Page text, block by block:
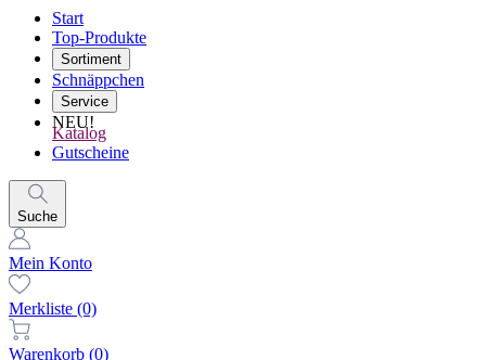
Start
Top-Produkte
Sortiment
Schnäppchen
Service
NEU!
Katalog
Gutscheine
Suche
Mein Konto
Merkliste (0)
Warenkorb (0)